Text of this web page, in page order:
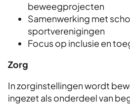
beweegprojecten
Samenwerking met
sportverenigingen
Focus op inclusie en
Zorg
In zorginstellingen wordt
ingezet als onderdeel van